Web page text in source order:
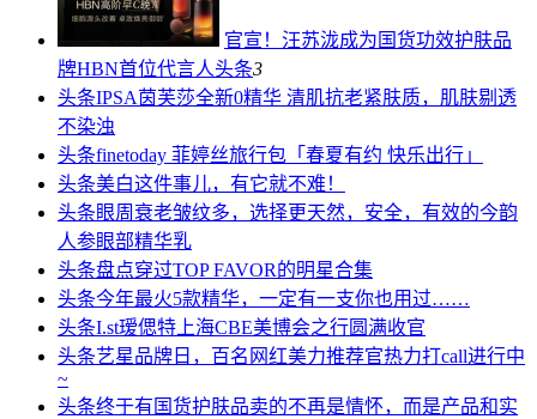
官宣！汪苏泷成为国货功效护肤品
牌HBN首位代言人头条3
头条IPSA茵芙莎全新0精华 清肌抗老紧肤质，肌肤剔透
不染浊
头条finetoday 菲婷丝旅行包「春夏有约 快乐出行」
头条美白这件事儿，有它就不难！
头条眼周衰老皱纹多，选择更天然，安全，有效的今韵
人参眼部精华乳
头条盘点穿过TOP FAVOR的明星合集
头条今年最火5款精华，一定有一支你也用过……
头条I.st瑷偲特上海CBE美博会之行圆满收官
头条艺星品牌日，百名网红美力推荐官热力打call进行中
~
头条终于有国货护肤品卖的不再是情怀，而是产品和实